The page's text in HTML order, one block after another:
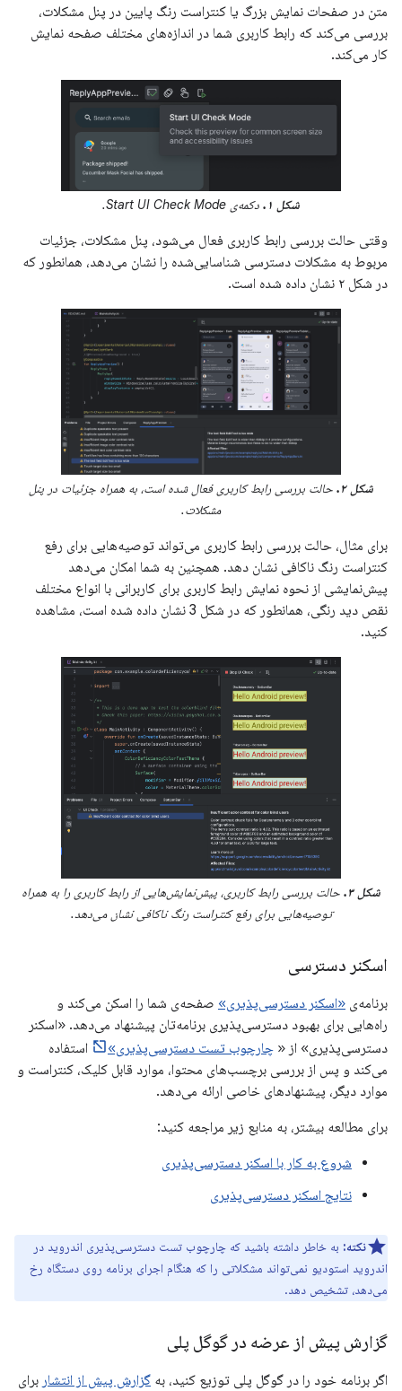
متن در صفحات نمایش بزرگ یا کنتراست رنگ پایین در پنل مشکلات،
بررسی می‌کند که رابط کاربری شما در اندازه‌های مختلف صفحه نمایش
کار می‌کند.
شکل ۱. دکمه‌ی Start UI Check Mode.
وقتی حالت بررسی رابط کاربری فعال می‌شود، پنل مشکلات، جزئیات
مربوط به مشکلات دسترسی شناسایی‌شده را نشان می‌دهد، همانطور که
در شکل ۲ نشان داده شده است.
شکل ۲.
حالت بررسی رابط کاربری فعال شده است، به همراه جزئیات در پنل
مشکلات.
برای مثال، حالت بررسی رابط کاربری می‌تواند توصیه‌هایی برای رفع
کنتراست رنگ ناکافی نشان دهد. همچنین به شما امکان می‌دهد
پیش‌نمایشی از نحوه نمایش رابط کاربری برای کاربرانی با انواع مختلف
نقص دید رنگی، همانطور که در شکل 3 نشان داده شده است، مشاهده
کنید.
شکل ۳.
حالت بررسی رابط کاربری، پیش‌نمایش‌هایی از رابط کاربری را به همراه
توصیه‌هایی برای رفع کنتراست رنگ ناکافی نشان می‌دهد.
اسکنر دسترسی
برنامه‌ی «اسکنر دسترسی‌پذیری» صفحه‌ی شما را اسکن می‌کند و
راه‌هایی برای بهبود دسترسی‌پذیری برنامه‌تان پیشنهاد می‌دهد. «اسکنر
دسترسی‌پذیری» از « چارچوب تست دسترسی‌پذیری»
استفاده
می‌کند و پس از بررسی برچسب‌های محتوا، موارد قابل کلیک، کنتراست و
موارد دیگر، پیشنهادهای خاصی ارائه می‌دهد.
برای مطالعه بیشتر، به منابع زیر مراجعه کنید:
شروع به کار با اسکنر دسترسی‌پذیری
نتایج اسکنر دسترسی‌پذیری
نکته: به خاطر داشته باشید که چارچوب تست دسترسی‌پذیری اندروید در
اندروید استودیو نمی‌تواند مشکلاتی را که هنگام اجرای برنامه روی دستگاه رخ
می‌دهد، تشخیص دهد.
گزارش پیش از عرضه در گوگل پلی
اگر برنامه خود را در گوگل پلی توزیع کنید، به گزارش پیش از انتشار برای